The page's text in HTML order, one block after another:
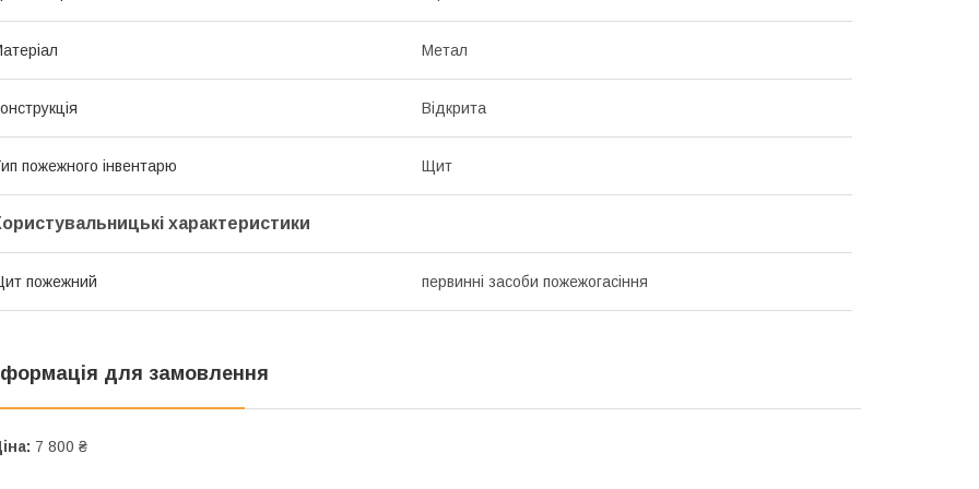
Метал
Відкрита
пожежного інвентарю Щит
характеристики
пожежний первинні засоби пожежогасіння
для замовлення
7 800 ₴